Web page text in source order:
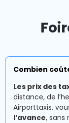
Combien
Les prix des
distance, de
Airporttaxis,
l’avance, sans